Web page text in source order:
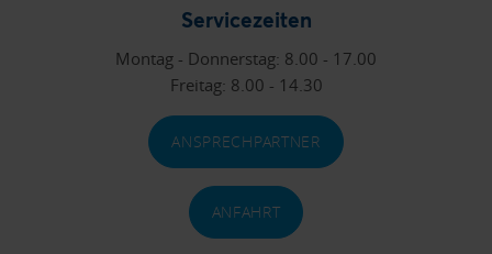
Servicezeiten
Montag - Donnerstag: 8.00 - 17.00
Freitag: 8.00 - 14.30
ANSPRECHPARTNER
ANFAHRT